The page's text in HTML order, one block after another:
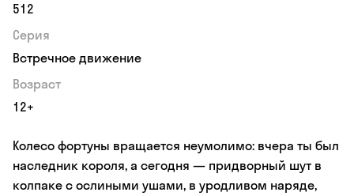
512
Серия
Встречное движение
Возраст
12+
Колесо фортуны вращается неумолимо: вчера ты был
наследник короля, а сегодня — придворный шут в
колпаке с ослиными ушами, в уродливом наряде,